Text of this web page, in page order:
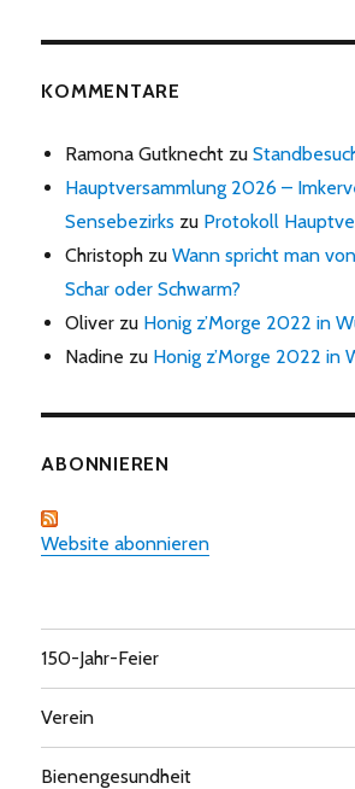
KOMMENTARE
Ramona Gutknecht zu
Hauptversammlung 2026 –
Sensebezirks zu Protokoll
Christoph zuWann spricht man
Schar oder Schwarm?
Oliver zu Honig z’Morge 2022 in
Nadine zu Honig z’Morge 2022 in
ABONNIEREN
Website abonnieren
150-Jahr-Feier
Verein
Bienengesundheit